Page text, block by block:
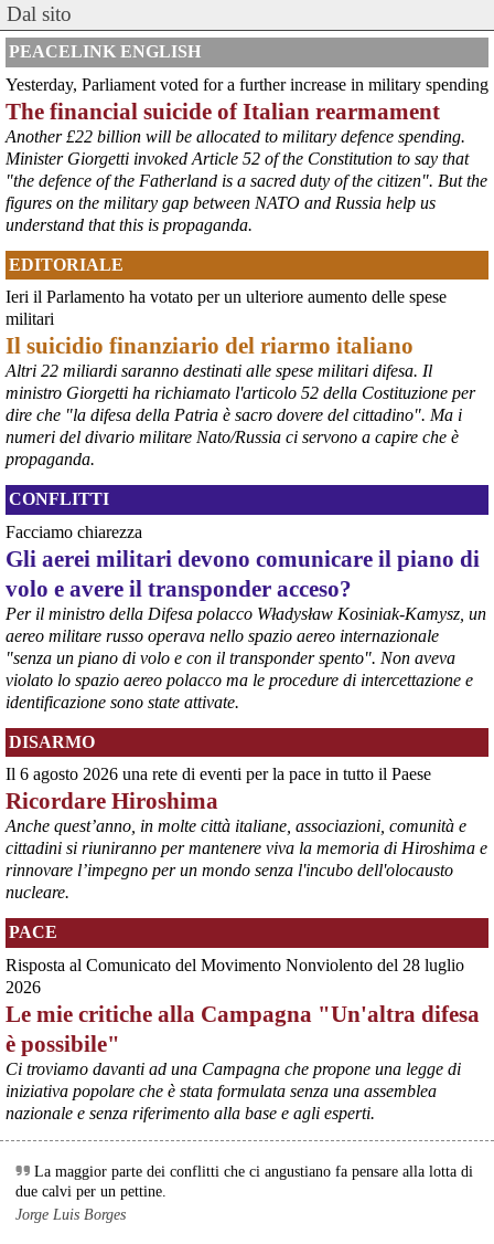
articolato. La commemorazione ufficiale è iniziata alle 8:00 con una
cerimonia presso la Aegidienkirche , seguita da una meditazione
sonora e da una funzione multireligiosa per la pace nel pomeriggio.
In serata, la città ospiterà proiezioni di documentari al Neues
Rathaus e, alle 22:00, un suggestivo momento di ricordo con il
lancio di lanterne di carta sullo stagno Maschteich.
#
Hiroshima2026 Germania
@peacelink - 6/8/2026 8:42
In Germania le commemorazioni dell'81° anniversario di Hiroshima
sono numerose e capillari, coinvolgendo grandi città e piccole
comunità.
#Hiroshima2026 #Germania
@peacelink
6/8/2026 7:55
lanazione.it/massa-carrara/cro
La proposta di un osservatorio sui traffici di armi nel porto di Marina
di Carrara organizzato dall’Accademia della Pace e raccolta dalla
sindaca Serena Arrighi.
Linda Maggiori, nel ricostruire l’inchiesta che ha fatto per
AltrEconomia sull’attività di carico e scarico di armi in diversi porti
tra cui quello di Marina di Carrara, ha sottolineato la resistenza da
parte delle istituzioni competenti a fornire le informazioni
indispensabili.
#armi #disarmo #pcknews #pace
@peacelink - 6/8/2026 7:50
retepacedisarmo.org/2026/missi
Il Parlamento è stato tenuto praticamente all’oscuro del
dispiegamento di uomini e mezzi verso il regno saudita e in un
contesto di conflitto aperto nella regione.
#disarmo # noguerra #pcknews
@peacelink - 6/8/2026 5:38
ilmanifesto.it/guerra-a-debito
Ieri il parlamento ha approvato le risoluzioni della maggioranza che
impegnano il governo ad avviare le procedure per chiedere
all’Unione europea di attivare la clausola di salvaguardia nazionale
per lo scostamento di bilancio. Si tratta, in un triennio, dello 0,6%
Dal sito
PEACELINK ENGLISH
Yesterday, Parliament voted for a further increase in military spending
The financial suicide of Italian rearmament
Another £22 billion will be allocated to military defence spending.
Minister Giorgetti invoked Article 52 of the Constitution to say that
"the defence of the Fatherland is a sacred duty of the citizen". But the
figures on the military gap between NATO and Russia help us
understand that this is propaganda.
EDITORIALE
Ieri il Parlamento ha votato per un ulteriore aumento delle spese
militari
Il suicidio finanziario del riarmo italiano
Altri 22 miliardi saranno destinati alle spese militari difesa. Il
ministro Giorgetti ha richiamato l'articolo 52 della Costituzione per
dire che "la difesa della Patria è sacro dovere del cittadino". Ma i
numeri del divario militare Nato/Russia ci servono a capire che è
propaganda.
CONFLITTI
Facciamo chiarezza
Gli aerei militari devono comunicare il piano di
volo e avere il transponder acceso?
Per il ministro della Difesa polacco Władysław Kosiniak-Kamysz, un
aereo militare russo operava nello spazio aereo internazionale
"senza un piano di volo e con il transponder spento". Non aveva
violato lo spazio aereo polacco ma le procedure di intercettazione e
identificazione sono state attivate.
DISARMO
Il 6 agosto 2026 una rete di eventi per la pace in tutto il Paese
Ricordare Hiroshima
Anche quest’anno, in molte città italiane, associazioni, comunità e
cittadini si riuniranno per mantenere viva la memoria di Hiroshima e
rinnovare l’impegno per un mondo senza l'incubo dell'olocausto
nucleare.
PACE
Risposta al Comunicato del Movimento Nonviolento del 28 luglio
2026
Le mie critiche alla Campagna "Un'altra difesa
è possibile"
Ci troviamo davanti ad una Campagna che propone una legge di
iniziativa popolare che è stata formulata senza una assemblea
nazionale e senza riferimento alla base e agli esperti.
La maggior parte dei conflitti che ci angustiano fa pensare alla lotta di
due calvi per un pettine.
Jorge Luis Borges